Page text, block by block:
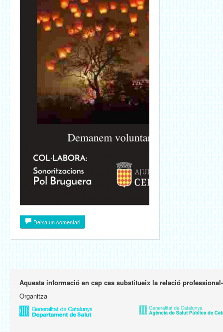
Deixa un comentari
Aquesta informació en cap cas substitueix la relació
Organitza